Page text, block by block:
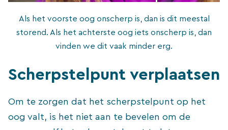
Als het voorste oog onscherp is, dan is dit meestal
storend. Als het achterste oog iets onscherp is, dan
vinden we dit vaak minder erg.
Scherpstelpunt verplaatsen
Om te zorgen dat het scherpstelpunt op het
oog valt, is het niet aan te bevelen om de